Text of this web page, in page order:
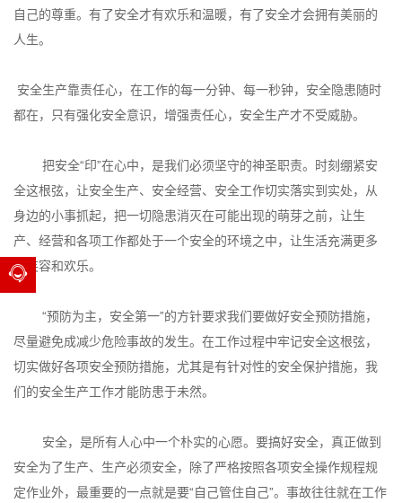
自己的尊重。有了安全才有欢乐和温暖，有了安全才会拥有美丽的
人生。
安全生产靠责任心，在工作的每一分钟、每一秒钟，安全隐患随时
都在，只有强化安全意识，增强责任心，安全生产才不受威胁。
把安全“印”在心中，是我们必须坚守的神圣职责。时刻绷紧安
全这根弦，让安全生产、安全经营、安全工作切实落实到实处，从
身边的小事抓起，把一切隐患消灭在可能出现的萌芽之前，让生
产、经营和各项工作都处于一个安全的环境之中，让生活充满更多
的笑容和欢乐。
“预防为主，安全第一”的方针要求我们要做好安全预防措施，
尽量避免成减少危险事故的发生。在工作过程中牢记安全这根弦，
切实做好各项安全预防措施，尤其是有针对性的安全保护措施，我
们的安全生产工作才能防患于未然。
安全，是所有人心中一个朴实的心愿。要搞好安全，真正做到
安全为了生产、生产必须安全，除了严格按照各项安全操作规程规
定作业外，最重要的一点就是要“自己管住自己”。事故往往就在工作